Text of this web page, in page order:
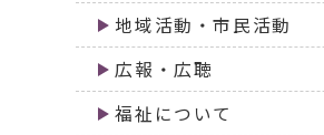
地域活動・市民活動
広報・広聴
福祉について